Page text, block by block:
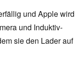
und Apple wird
und Induktiv-
sie den Lader auf